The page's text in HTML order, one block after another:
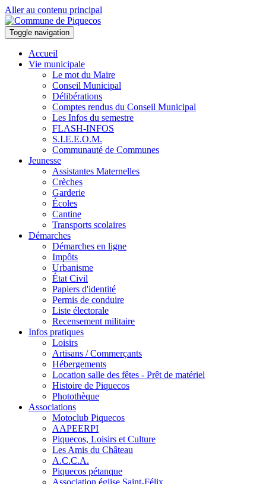
Aller au contenu principal
Toggle navigation
Accueil
Vie municipale
Le mot du Maire
Conseil Municipal
Délibérations
Comptes rendus du Conseil Municipal
Les Infos du semestre
FLASH-INFOS
S.I.E.E.O.M.
Communauté de Communes
Jeunesse
Assistantes Maternelles
Crèches
Garderie
Écoles
Cantine
Transports scolaires
Démarches
Démarches en ligne
Impôts
Urbanisme
État Civil
Papiers d'identité
Permis de conduire
Liste électorale
Recensement militaire
Infos pratiques
Loisirs
Artisans / Commerçants
Hébergements
Location salle des fêtes - Prêt de matériel
Histoire de Piquecos
Photothèque
Associations
Motoclub Piquecos
AAPEERPI
Piquecos, Loisirs et Culture
Les Amis du Château
A.C.C.A.
Piquecos pétanque
Association église Saint-Félix